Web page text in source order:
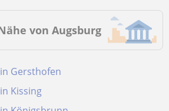
von Augsburg
Gersthofen
Kissing